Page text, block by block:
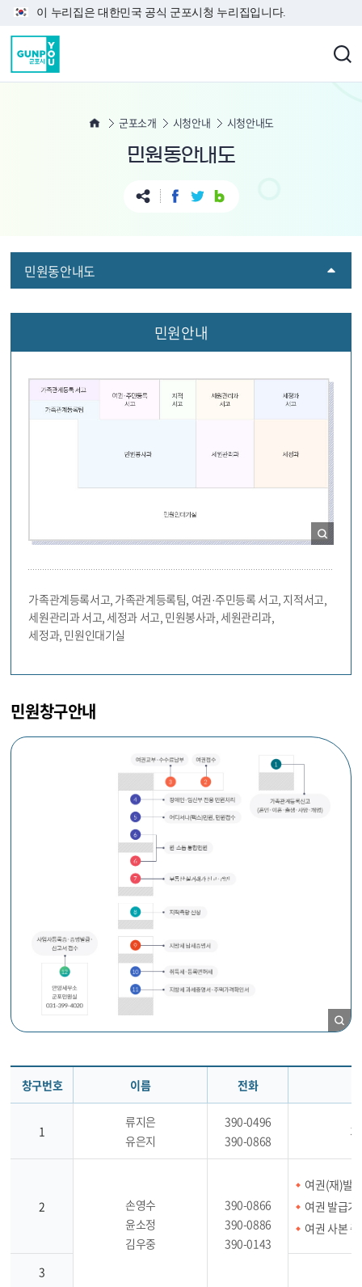
본문 바로가기
이 누리집은 대한민국 공식 군포시청 누리집입니다.
군포소개 시청안내 시청안내도
민원동안내도
민원동안내도
민원안내
가족관계등록서고, 가족관계등록팀, 여권·주민등록 서고, 지적서고,
세원관리과 서고, 세정과 서고, 민원봉사과, 세원관리과,
세정과, 민원인대기실
민원창구안내
창구번호 이름 전화
1
류지은
유은지
390-0496
390-0868
2
손영수
윤소정
김우중
390-0866
390-0886
390-0143
여권(재)발
여권 발급기
여권 사본
3